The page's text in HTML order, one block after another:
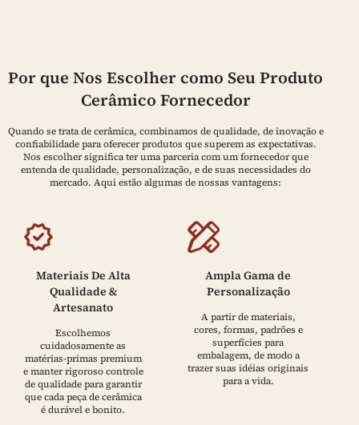
Por que Nos Escolher como Seu Produto
Cerâmico Fornecedor
Quando se trata de cerâmica, combinamos de qualidade, de inovação e
confiabilidade para oferecer produtos que superem as expectativas.
Nos escolher significa ter uma parceria com um fornecedor que
entenda de qualidade, personalização, e de suas necessidades do
mercado. Aqui estão algumas de nossas vantagens:
Materiais De Alta
Qualidade &
Artesanato
Escolhemos
cuidadosamente as
matérias-primas premium
e manter rigoroso controle
de qualidade para garantir
que cada peça de cerâmica
é durável e bonito.
Ampla Gama de
Personalização
A partir de materiais,
cores, formas, padrões e
superfícies para
embalagem, de modo a
trazer suas idéias originais
para a vida.